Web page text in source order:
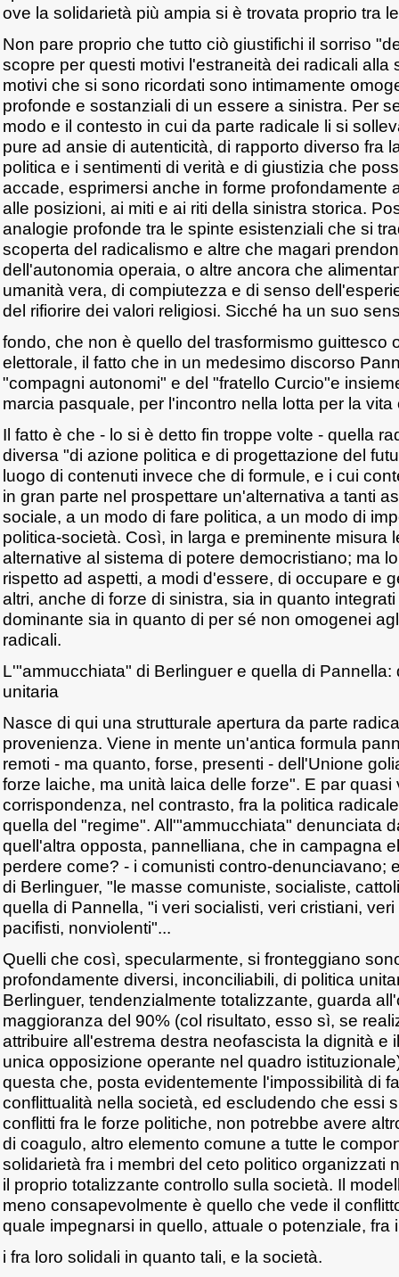
ove la solidarietà più ampia si è trovata proprio tra
Non pare proprio che tutto ciò giustifichi il sorriso
scopre per questi motivi l'estraneità dei radicali alla
motivi che si sono ricordati sono intimamente
profonde e sostanziali di un essere a sinistra. Per
modo e il contesto in cui da parte radicale li si
pure ad ansie di autenticità, di rapporto diverso fra
politica e i sentimenti di verità e di giustizia che
accade, esprimersi anche in forme profondamente
alle posizioni, ai miti e ai riti della sinistra storica.
analogie profonde tra le spinte esistenziali che si
scoperta del radicalismo e altre che magari
dell'autonomia operaia, o altre ancora che
umanità vera, di compiutezza e di senso
del rifiorire dei valori religiosi. Sicché ha un suo
fondo, che non è quello del trasformismo guittesco
elettorale, il fatto che in un medesimo discorso
"compagni autonomi" e del "fratello Curcio"e
marcia pasquale, per l'incontro nella lotta per la
Il fatto è che - lo si è detto fin troppe volte - quella
diversa "di azione politica e di progettazione del
luogo di contenuti invece che di formule, e i cui
in gran parte nel prospettare un'alternativa a tanti
sociale, a un modo di fare politica, a un modo di
politica-società. Così, in larga e preminente misura
alternative al sistema di potere democristiano; ma
rispetto ad aspetti, a modi d'essere, di occupare e
altri, anche di forze di sinistra, sia in quanto
dominante sia in quanto di per sé non omogenei
radicali.
L'"ammucchiata" di Berlinguer e quella di Pannella:
unitaria
Nasce di qui una strutturale apertura da parte
provenienza. Viene in mente un'antica formula
remoti - ma quanto, forse, presenti - dell'Unione
forze laiche, ma unità laica delle forze". E par quasi
corrispondenza, nel contrasto, fra la politica
quella del "regime". All'"ammucchiata" denunciata
quell'altra opposta, pannelliana, che in campagna
perdere come? - i comunisti contro-denunciavano;
di Berlinguer, "le masse comuniste, socialiste,
quella di Pannella, "i veri socialisti, veri cristiani,
pacifisti, nonviolenti"...
Quelli che così, specularmente, si fronteggiano
profondamente diversi, inconciliabili, di politica
Berlinguer, tendenzialmente totalizzante, guarda
maggioranza del 90% (col risultato, esso sì, se
attribuire all'estrema destra neofascista la dignità e
unica opposizione operante nel quadro
questa che, posta evidentemente l'impossibilità di
conflittualità nella società, ed escludendo che essi
conflitti fra le forze politiche, non potrebbe avere
di coagulo, altro elemento comune a tutte le
solidarietà fra i membri del ceto politico organizzati
il proprio totalizzante controllo sulla società. Il
meno consapevolmente è quello che vede il
quale impegnarsi in quello, attuale o potenziale, fra
i fra loro solidali in quanto tali, e la società.